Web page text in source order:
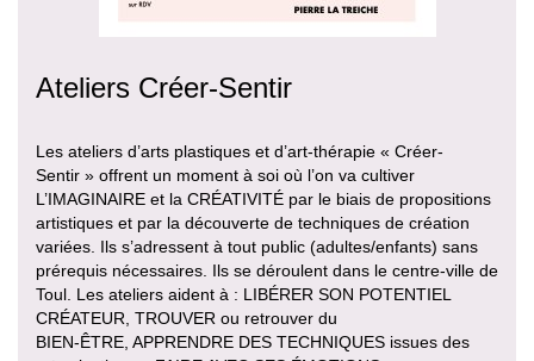
Ateliers Créer-Sentir
Les ateliers d’arts plastiques et d’art-thérapie « Créer-
Sentir » offrent un moment à soi où l’on va cultiver
L’IMAGINAIRE et la CRÉATIVITÉ par le biais de propositions
artistiques et par la découverte de techniques de création
variées. Ils s’adressent à tout public (adultes/enfants) sans
prérequis nécessaires. Ils se déroulent dans le centre-ville de
Toul. Les ateliers aident à : LIBÉRER SON POTENTIEL
CRÉATEUR, TROUVER ou retrouver du
BIEN-ÊTRE, APPRENDRE DES TECHNIQUES issues des